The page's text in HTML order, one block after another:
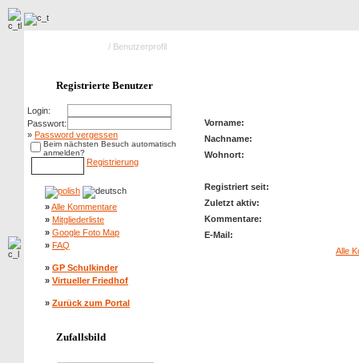
/ Benutzerprofil
Registrierte Benutzer
Login:
Passwort:
» Password vergessen
Beim nächsten Besuch automatisch
anmelden?
Registrierung
»Alle Kommentare
» Mitgliederliste
» Google Foto Map
» FAQ
» GP Schulkinder
» Virtueller Friedhof
» Zurück zum Portal
Zufallsbild
Vorname:
Nachname:
Wohnort:
Registriert seit:
Zuletzt aktiv:
Kommentare:
E-Mail:
Alle